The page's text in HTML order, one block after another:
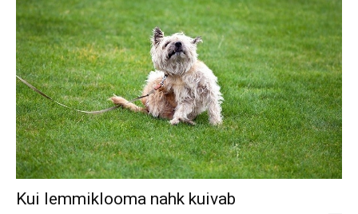
Kui lemmiklooma nahk kuivab